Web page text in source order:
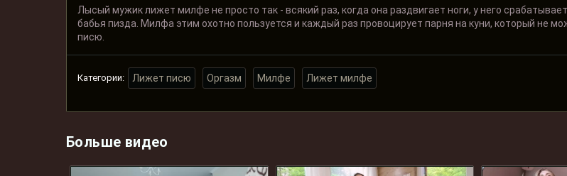
Лысый мужик лижет милфе не просто так - всякий раз, когда она раздвигает ноги, у него
бабья пизда. Милфа этим охотно пользуется и каждый раз провоцирует парня на куни, который не
писю.
Категории: Лижет писю Оргазм Милфе Лижет милфе
Больше видео